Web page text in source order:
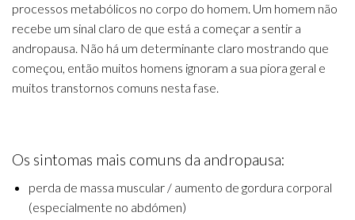
processos metabólicos no corpo do homem. Um homem não
recebe um sinal claro de que está a começar a sentir a
andropausa. Não há um determinante claro mostrando que
começou, então muitos homens ignoram a sua piora geral e
muitos transtornos comuns nesta fase.
Os sintomas mais comuns da andropausa:
perda de massa muscular / aumento de gordura corporal
(especialmente no abdómen)